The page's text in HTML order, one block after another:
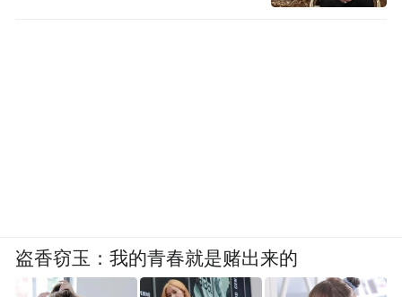
盗香窃玉：我的青春就是赌出来的